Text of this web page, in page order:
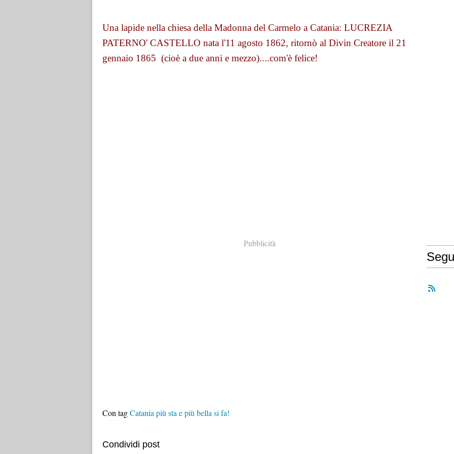
Una lapide nella chiesa della Madonna del Carmelo a Catania: LUCREZIA
PATERNO' CASTELLO nata l'11 agosto 1862, ritornò al Divin Creatore il 21
gennaio 1865 (cioè a due anni e mezzo)....com'è felice!
Pubblicità
Con tagCatania più sta e più bella si fa!
Condividi post